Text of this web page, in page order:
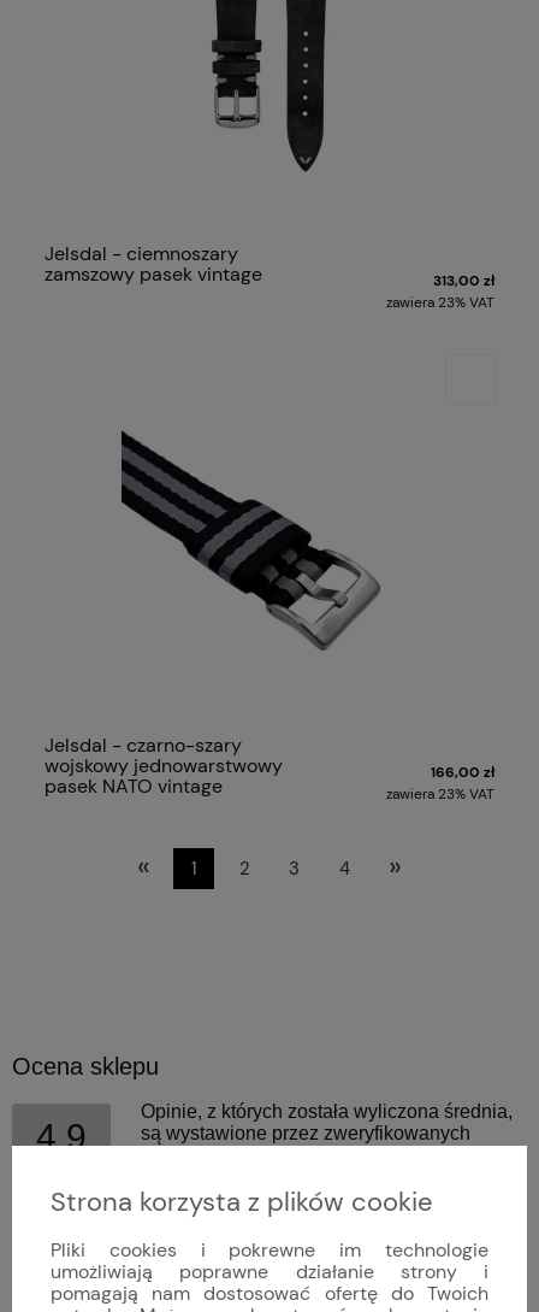
Jelsdal - ciemnoszary
zamszowy pasek vintage
313,00 zł
zawiera 23% VAT
Jelsdal - czarno-szary
wojskowy jednowarstwowy
pasek NATO vintage
166,00 zł
zawiera 23% VAT
« 1 2 3 4 »
Ocena sklepu
4.9
Opinie, z których została wyliczona średnia,
są wystawione przez zweryfikowanych
5
3
2
Strona korzysta z plików cookie
Pliki cookies i pokrewne im technologie
umożliwiają poprawne działanie strony i
pomagają nam dostosować ofertę do Twoich